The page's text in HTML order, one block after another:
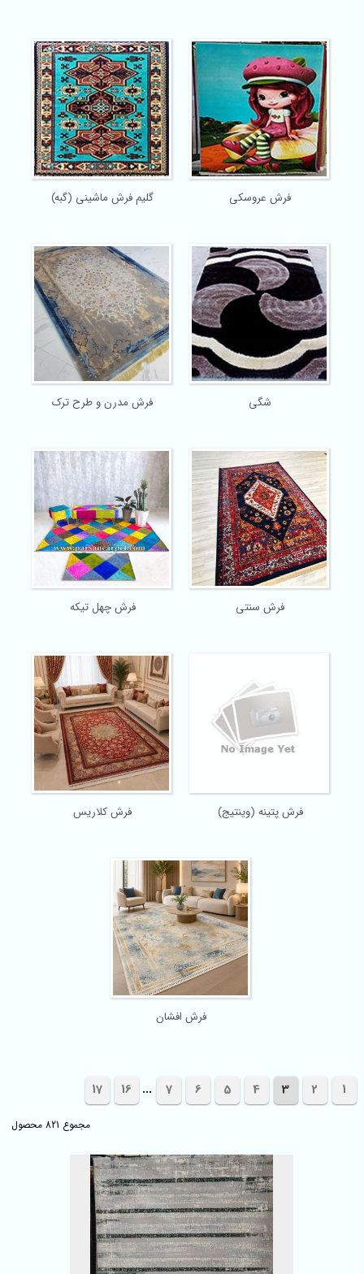
فرش عروسکی گلیم فرش ماشینی (گبه)
شگی فرش مدرن و طرح ترک
فرش سنتی فرش چهل تیکه
فرش پتینه (وینتیج) فرش کلاریس
فرش افشان
1
2
3
4
5
6
7
...
16
17
مجموع 821 محصول